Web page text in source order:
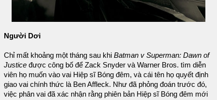
Người Dơi
Chỉ mất khoảng một tháng sau khi Batman v Superman: Dawn of
Justice được công bố để Zack Snyder và Warner Bros. tìm diễn
viên họ muốn vào vai Hiệp sĩ Bóng đêm, và cái tên họ quyết định
giao vai chính thức là Ben Affleck. Như đã phỏng đoán trước đó,
việc phân vai đã xác nhận rằng phiên bản Hiệp sĩ Bóng đêm mới